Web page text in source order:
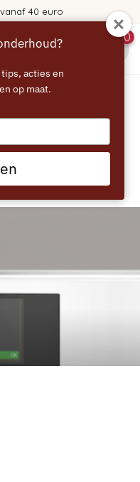
40 euro
0
- 5
acties en
op maat.